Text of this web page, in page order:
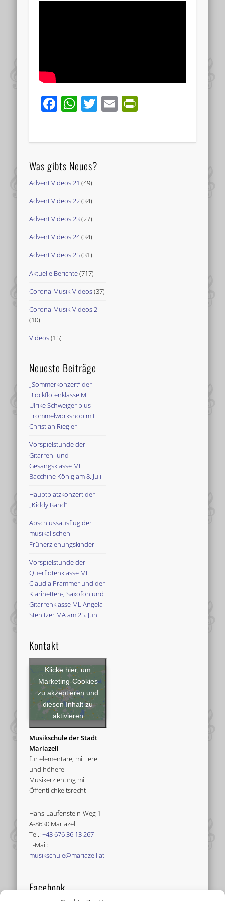
Facebook
WhatsApp
Twitter
Email
Was gibts Neues?
Advent Videos 21 (49)
Advent Videos 22(34)
Advent Videos 23(27)
Advent Videos 24(34)
Advent Videos 25(31)
Aktuelle Berichte(717)
Corona-Musik-Videos(37)
Corona-Musik-Videos 2
(10)
Videos(15)
Neueste Beiträge
„Sommerkonzert“ der
Blockflötenklasse ML
Ulrike Schweiger plus
Trommelworkshop mit
Christian Riegler
Vorspielstunde der
Gitarren- und
Gesangsklasse ML
Bacchine König am 8. Juli
Hauptplatzkonzert der
„Kiddy Band“
Abschlussausflug der
musikalischen
Früherziehungskinder
Vorspielstunde der
Querflötenklasse ML
Claudia Prammer und der
Klarinetten-, Saxofon und
Gitarrenklasse ML Angela
Stenitzer MA am 25. Juni
Kontakt
Klicke hier, um
Marketing-Cookies
zu akzeptieren und
diesen Inhalt zu
aktivieren
Musikschule der Stadt
Mariazell
für elementare, mittlere
und höhere
Musikerziehung mit
Öffentlichkeitsrecht
Hans-Laufenstein-Weg 1
A-8630 Mariazell
Tel.:+43 676 36 13 267
E-Mail:
musikschule@mariazell.at
Facebook